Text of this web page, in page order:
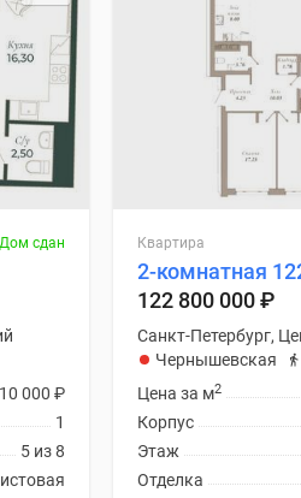
Дом сдан
000 ₽
1
5 из 8
Квартира
2-комнатная
122 800 000₽
Санкт-Петербург,
Чернышевская
Цена за м2
Корпус
Этаж
Отделка